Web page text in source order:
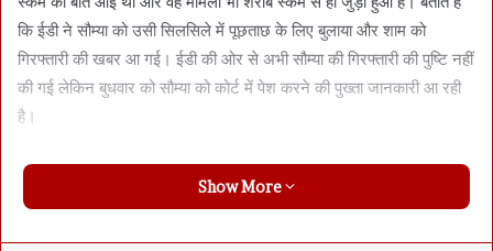
कि ईडी ने सौम्या को उसी सिलसिले में पूछताछ के लिए बुलाया और शाम को
गिरफ्तारी की खबर आ गई। ईडी की ओर से अभी सौम्या की गिरफ्तारी की पुष्टि नहीं
की गई लेकिन बुधवार को सौम्या को कोर्ट में पेश करने की पुख्ता जानकारी आ रही
है।
Show More